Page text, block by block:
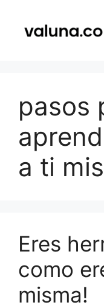
contenido
pasos
a ti
Eres
como
misma!